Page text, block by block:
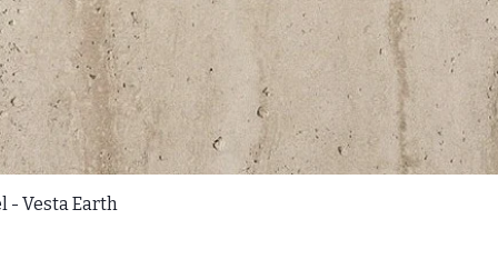
- Vesta Earth